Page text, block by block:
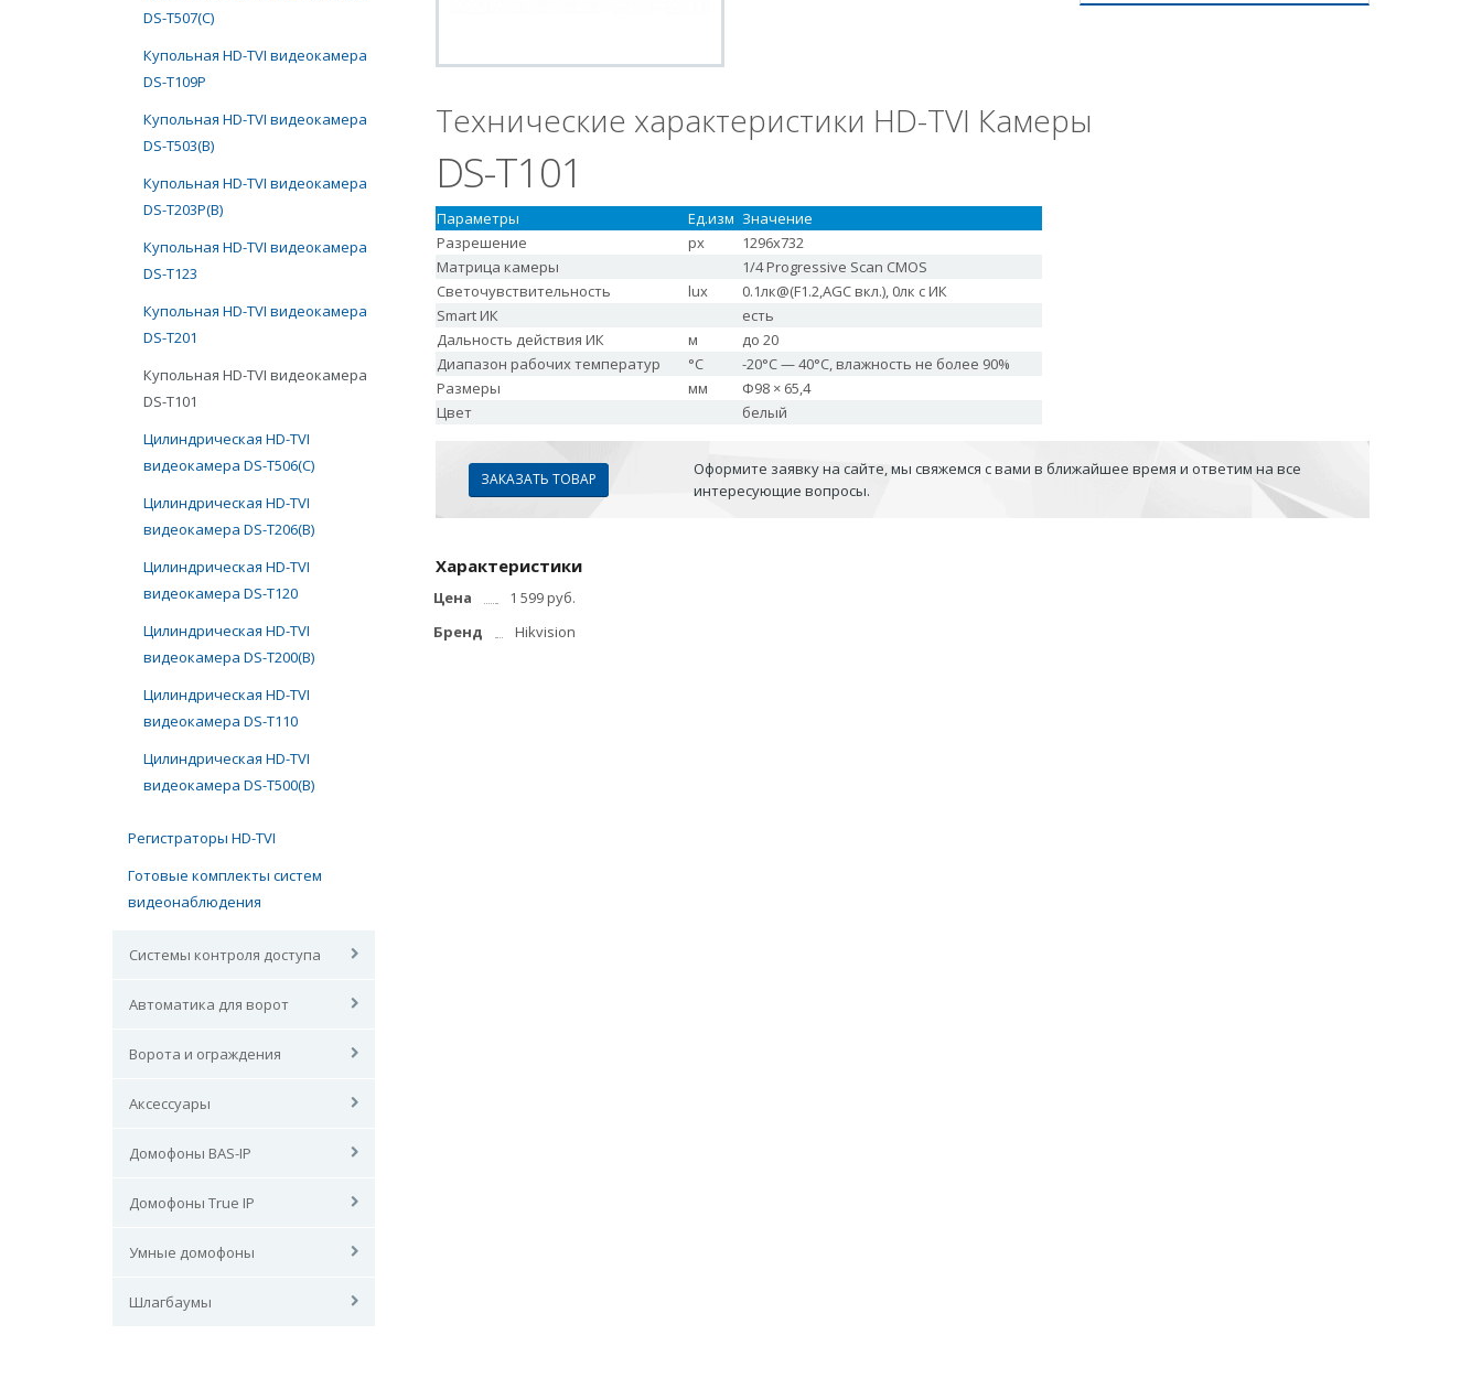
DS-T507(С)
Купольная HD-TVI видеокамера
DS-T109Р
Купольная HD-TVI видеокамера
DS-T503(В)
Купольная HD-TVI видеокамера
DS-T203Р(В)
Купольная HD-TVI видеокамера
DS-T123
Купольная HD-TVI видеокамера
DS-T201
Купольная HD-TVI видеокамера
DS-T101
Цилиндрическая HD-TVI
видеокамера DS-T506(С)
Цилиндрическая HD-TVI
видеокамера DS-T206(В)
Цилиндрическая HD-TVI
видеокамера DS-T120
Цилиндрическая HD-TVI
видеокамера DS-T200(В)
Цилиндрическая HD-TVI
видеокамера DS-T110
Цилиндрическая HD-TVI
видеокамера DS-T500(В)
Регистраторы HD-TVI
Готовые комплекты систем
видеонаблюдения
Системы контроля доступа
Автоматика для ворот
Ворота и ограждения
Аксессуары
Домофоны BAS-IP
Домофоны True IP
Умные домофоны
Шлагбаумы
Технические характеристики HD-TVI Камеры
DS-T101
Параметры Ед.изм Значение
Разрешение
px
1296x732
Матрица камеры
1/4 Progressive Scan CMOS
Светочувствительность
lux
0.1лк@(F1.2,AGC вкл.), 0лк с ИК
Smart ИК
есть
Дальность действия ИК
м
до 20
Диапазон рабочих температур
°С
-20°С — 40°С, влажность не более 90%
Размеры
мм
Ф98 × 65,4
Цвет
белый
ЗАКАЗАТЬ ТОВАР
Оформите заявку на сайте, мы свяжемся с вами в ближайшее время и ответим на все
интересующие вопросы.
Характеристики
Цена
1 599 руб.
Бренд
Hikvision